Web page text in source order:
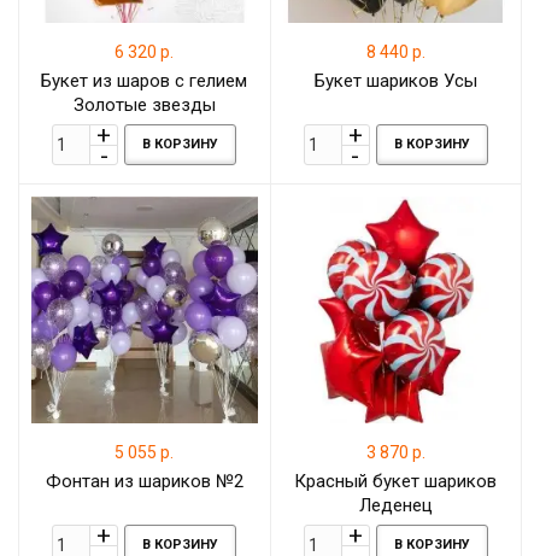
6 320 р.
Букет из шаров с гелием
Золотые звезды
В КОРЗИНУ
8 440 р.
Букет шариков Усы
В КОРЗИНУ
5 055 р.
Фонтан из шариков №2
В КОРЗИНУ
3 870 р.
Красный букет шариков
Леденец
В КОРЗИНУ